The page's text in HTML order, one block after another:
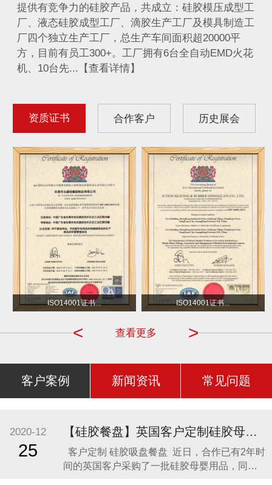
提供有竞争力的硅胶产品，共成立：硅胶模压成型工
厂、液态硅胶成型工厂、滴胶生产工厂及模具制造工
厂四个独立生产工厂，总生产车间面积超20000平
方，目前有员工300+。工厂拥有6台全自动EMD火花
机、10台先...【查看详情】
资质证书 合作客户 历史展会
ISO14001证书... ISO14001证书...
>
查看更多
<
沃尔玛 小不点 DOT
客户案例 新闻资讯 常见问题
2020-12
25
【硅胶餐盘】英国客户定制硅胶母婴用品 硅胶吸盘餐盘
客户定制 硅胶吸盘餐盘 近日，合作已有2年时
间的英国客户采购了一批硅胶母婴用品，同时